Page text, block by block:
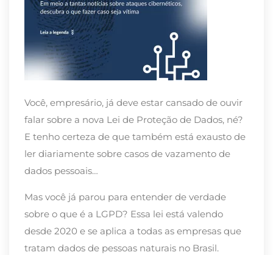
Você, empresário, já deve estar cansado de ouvir
falar sobre a nova Lei de Proteção de Dados, né?
E tenho certeza de que também está exausto de
ler diariamente sobre casos de vazamento de
dados pessoais…
Mas você já parou para entender de verdade
sobre o que é a LGPD? Essa lei está valendo
desde 2020 e se aplica a todas as empresas que
tratam dados de pessoas naturais no Brasil.